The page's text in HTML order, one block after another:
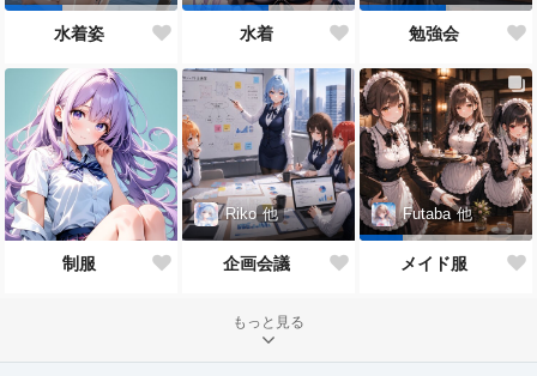
水着姿 水着 勉強会
制服
Riko 他
企画会議
Futaba 他
メイド服
もっと見る